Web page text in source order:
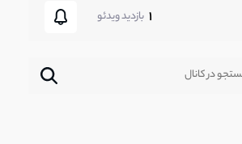
1 بازدید ویدئو